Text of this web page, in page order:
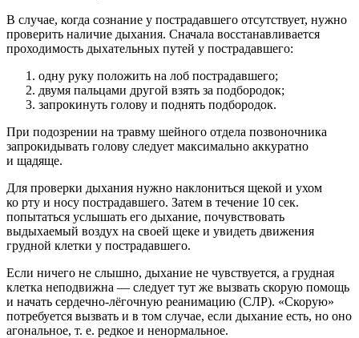
В случае, когда сознание у пострадавшего отсутствует, нужно
проверить наличие дыхания. Сначала восстанавливается
проходимость дыхательных путей у пострадавшего:
одну руку положить на лоб пострадавшего;
двумя пальцами другой взять за подбородок;
запрокинуть голову и поднять подбородок.
При подозрении на травму шейного отдела позвоночника
запрокидывать голову следует максимально аккуратно
и щадяще.
Для проверки дыхания нужно наклониться щекой и ухом
ко рту и носу пострадавшего. Затем в течение 10 сек.
попытаться услышать его дыхание, почувствовать
выдыхаемый воздух на своей щеке и увидеть движения
грудной клетки у пострадавшего.
Если ничего не слышно, дыхание не чувствуется, а грудная
клетка неподвижна — следует тут же вызвать скорую помощь
и начать сердечно-лёгочную реанимацию (СЛР). «Скорую»
потребуется вызвать и в том случае, если дыхание есть, но оно
агональное, т. е. редкое и ненормальное.